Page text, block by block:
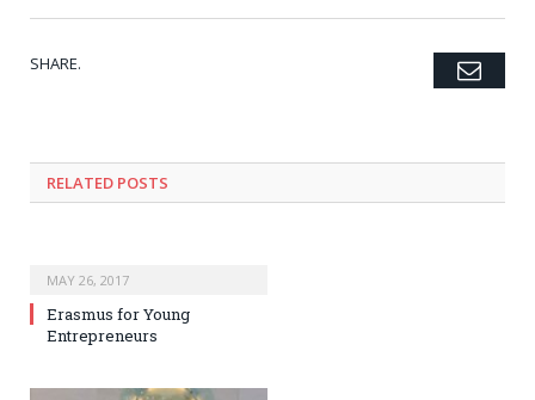
SHARE. Twitter
Facebook
Google+
Pinterest
LinkedIn
Tumblr
RELATED POSTS
MAY 26, 2017
Erasmus for Young
Entrepreneurs